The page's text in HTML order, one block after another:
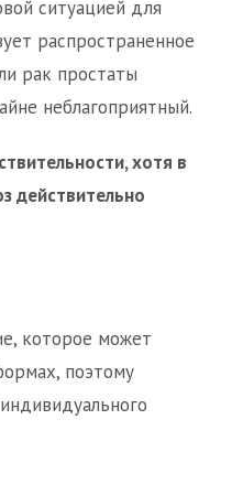
ситуацией для
распространенное
рак простаты
неблагоприятный.
хотя в
действительно
которое может
поэтому